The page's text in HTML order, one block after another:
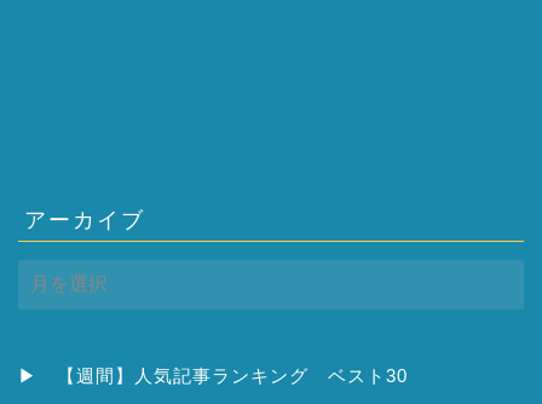
アーカイブ
ー
ブ
▶ 【週間】人気記事ランキング ベスト30